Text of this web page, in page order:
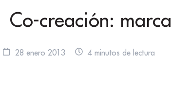
Co-creación:
28 enero 2013 4 minutos de lectura